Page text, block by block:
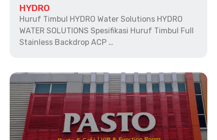
HYDRO
Huruf Timbul HYDRO Water Solutions HYDRO
WATER SOLUTIONS Spesifikasi Huruf Timbul Full
Stainless Backdrop ACP …